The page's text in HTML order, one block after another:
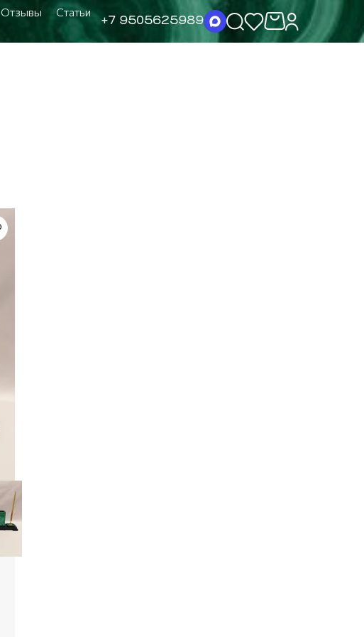
Отзывы
Статьи
+7 9505625989